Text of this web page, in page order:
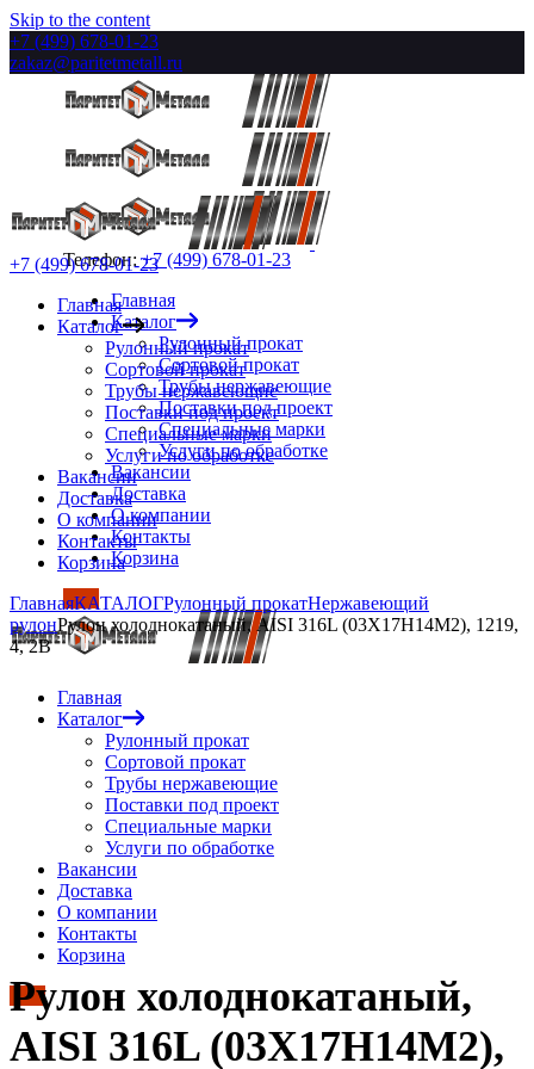
Skip to the content
+7 (499) 678-01-23
zakaz@paritetmetall.ru
Телефон:+7 (499) 678-01-23
Главная
Каталог
Рулонный прокат
Сортовой прокат
Трубы нержавеющие
Поставки под проект
Специальные марки
Услуги по обработке
Вакансии
Доставка
О компании
Контакты
Корзина
Главная
Каталог
Рулонный прокат
Сортовой прокат
Трубы нержавеющие
Поставки под проект
Специальные марки
Услуги по обработке
Вакансии
Доставка
О компании
Контакты
Корзина
+7 (499) 678-01-23
Главная
Каталог
Рулонный прокат
Сортовой прокат
Трубы нержавеющие
Поставки под проект
Специальные марки
Услуги по обработке
Вакансии
Доставка
О компании
Контакты
Корзина
ГлавнаяКАТАЛОГРулонный прокатНержавеющий
рулонРулон холоднокатаный, AISI 316L (03Х17Н14М2), 1219,
4, 2B
Рулон холоднокатаный,
AISI 316L (03Х17Н14М2),